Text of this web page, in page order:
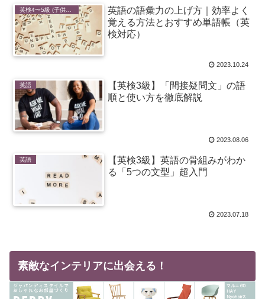
英検4〜5級 (子供・初心者向け)
英語の語彙力の上げ方｜効率よく
覚える方法とおすすめ単語帳（英
検対応）
2023.10.24
英語
【英検3級】「間接疑問文」の語
順と使い方を徹底解説
2023.08.06
英語
【英検3級】英語の骨組みがわか
る「5つの文型」超入門
2023.07.18
素敵なインテリアに出会える！